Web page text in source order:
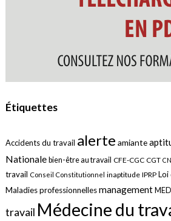
Étiquettes
Accidents du travail alerte amiante
Nationale bien-être au travail CFE-CGC CGT
travail Conseil Constitutionnel inaptitude IPRP Loi
Maladies professionnellesmanagement
travail Médecine du